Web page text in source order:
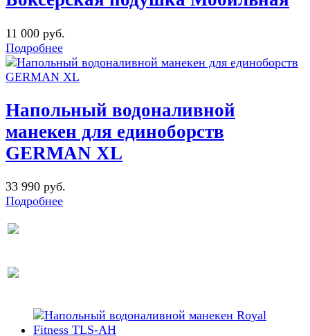
11 000 руб.
Подробнее
Напольный водоналивной
манекен для единоборств
GERMAN XL
33 990 руб.
Подробнее